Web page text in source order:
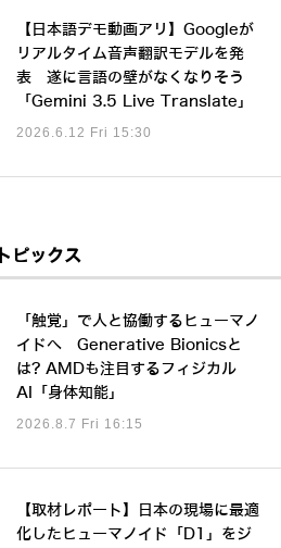
【日本語デモ動画アリ】Googleが
リアルタイム音声翻訳モデルを発
表 遂に言語の壁がなくなりそう
「Gemini 3.5 Live Translate」
2026.6.12 Fri 15:30
トピックス
「触覚」で人と協働するヒューマノ
イドへ Generative Bionicsと
は? AMDも注目するフィジカル
AI「身体知能」
2026.8.7 Fri 16:15
【取材レポート】日本の現場に最適
化したヒューマノイド「D1」をジ